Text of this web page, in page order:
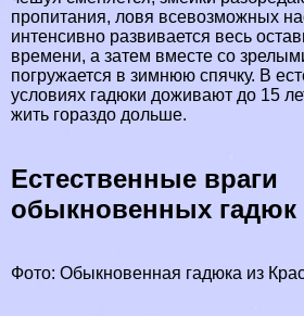
пропитания, ловя всевозможных
интенсивно развивается весь
времени, а затем вместе со
погружается в зимнюю спячку. В
условиях гадюки доживают до 15
жить гораздо дольше.
Естественные враги
обыкновенных гадюк
Фото: Обыкновенная гадюка из